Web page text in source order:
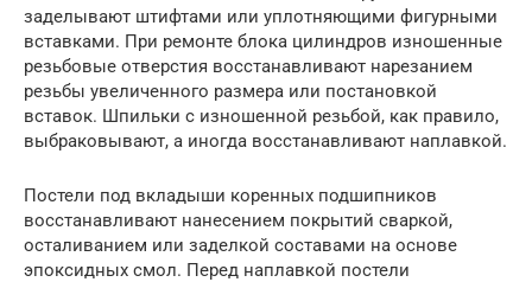
заделывают штифтами или уплотняющими фигурными
вставками. При ремонте блока цилиндров изношенные
резьбовые отверстия восстанавливают нарезанием
резьбы увеличенного размера или постановкой
вставок. Шпильки с изношенной резьбой, как правило,
выбраковывают, а иногда восстанавливают наплавкой.
Постели под вкладыши коренных подшипников
восстанавливают нанесением покрытий сваркой,
осталиванием или заделкой составами на основе
эпоксидных смол. Перед наплавкой постели